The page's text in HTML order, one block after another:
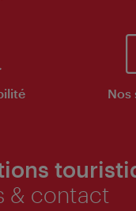
Nos
& contact